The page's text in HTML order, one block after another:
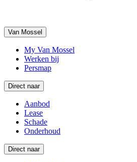
Van Mossel
My Van Mossel
Werken bij
Persmap
Direct naar
Aanbod
Lease
Schade
Onderhoud
Direct naar